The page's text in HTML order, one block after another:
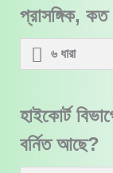
প্রাসঙ্গিক, কত
৬ ধারা
হাইকোর্ট
বর্নিত আছে?